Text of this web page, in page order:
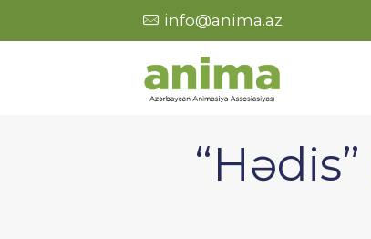
info@anima.az